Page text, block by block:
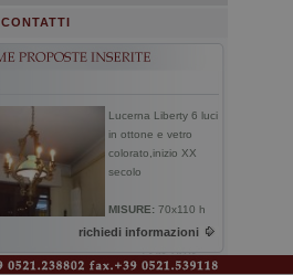
CONTATTI
Lucerna Liberty 6 luci
in ottone e vetro
colorato,inizio XX
secolo
MISURE: 70x110 h
richiedi informazioni